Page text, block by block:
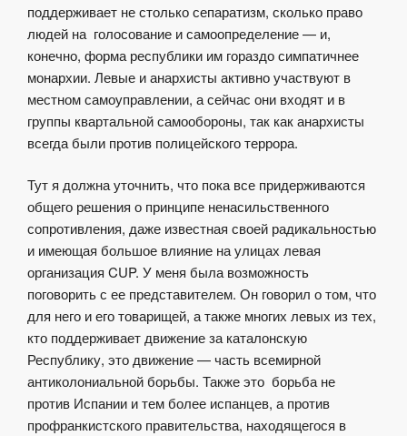
поддерживает не столько сепаратизм, сколько право
людей на голосование и самоопределение — и,
конечно, форма республики им гораздо симпатичнее
монархии. Левые и анархисты активно участвуют в
местном самоуправлении, а сейчас они входят и в
группы квартальной самообороны, так как анархисты
всегда были против полицейского террора.
Тут я должна уточнить, что пока все придерживаются
общего решения о принципе ненасильственного
сопротивления, даже известная своей радикальностью
и имеющая большое влияние на улицах левая
организация CUP. У меня была возможность
поговорить с ее представителем. Он говорил о том, что
для него и его товарищей, а также многих левых из тех,
кто поддерживает движение за каталонскую
Республику, это движение — часть всемирной
антиколониальной борьбы. Также это борьба не
против Испании и тем более испанцев, а против
профранкистского правительства, находящегося в